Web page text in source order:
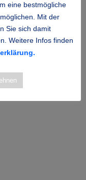
100 Jahren
mit
eine bestmögliche
Mit der
Sie sich damit
Weitere Infos finden